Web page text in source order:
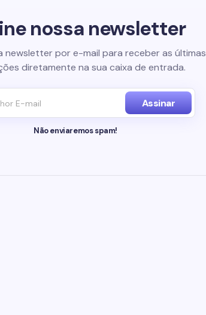
nossa newsletter
newsletter por e-mail para receber as últimas
diretamente na sua caixa de entrada.
Assinar
Não enviaremos spam!